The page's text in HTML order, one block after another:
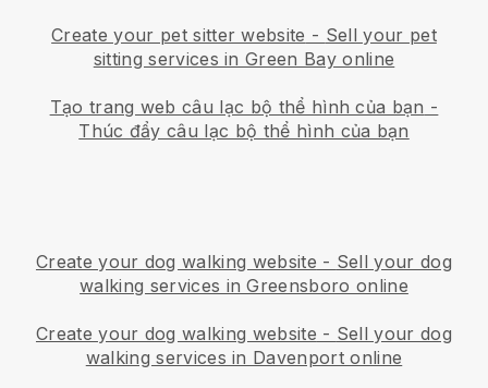
Create your pet sitter website - Sell your pet
sitting services in Green Bay online
Tạo trang web câu lạc bộ thể hình của bạn -
Thúc đẩy câu lạc bộ thể hình của bạn
Create your dog walking website - Sell your dog
walking services in Greensboro online
Create your dog walking website - Sell your dog
walking services in Davenport online